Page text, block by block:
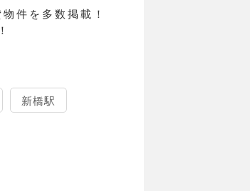
件を多数掲載！
新橋駅